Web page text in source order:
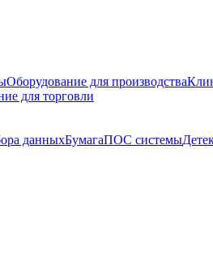
Оборудование для производства
для торговли
данныхБумагаПОС системы